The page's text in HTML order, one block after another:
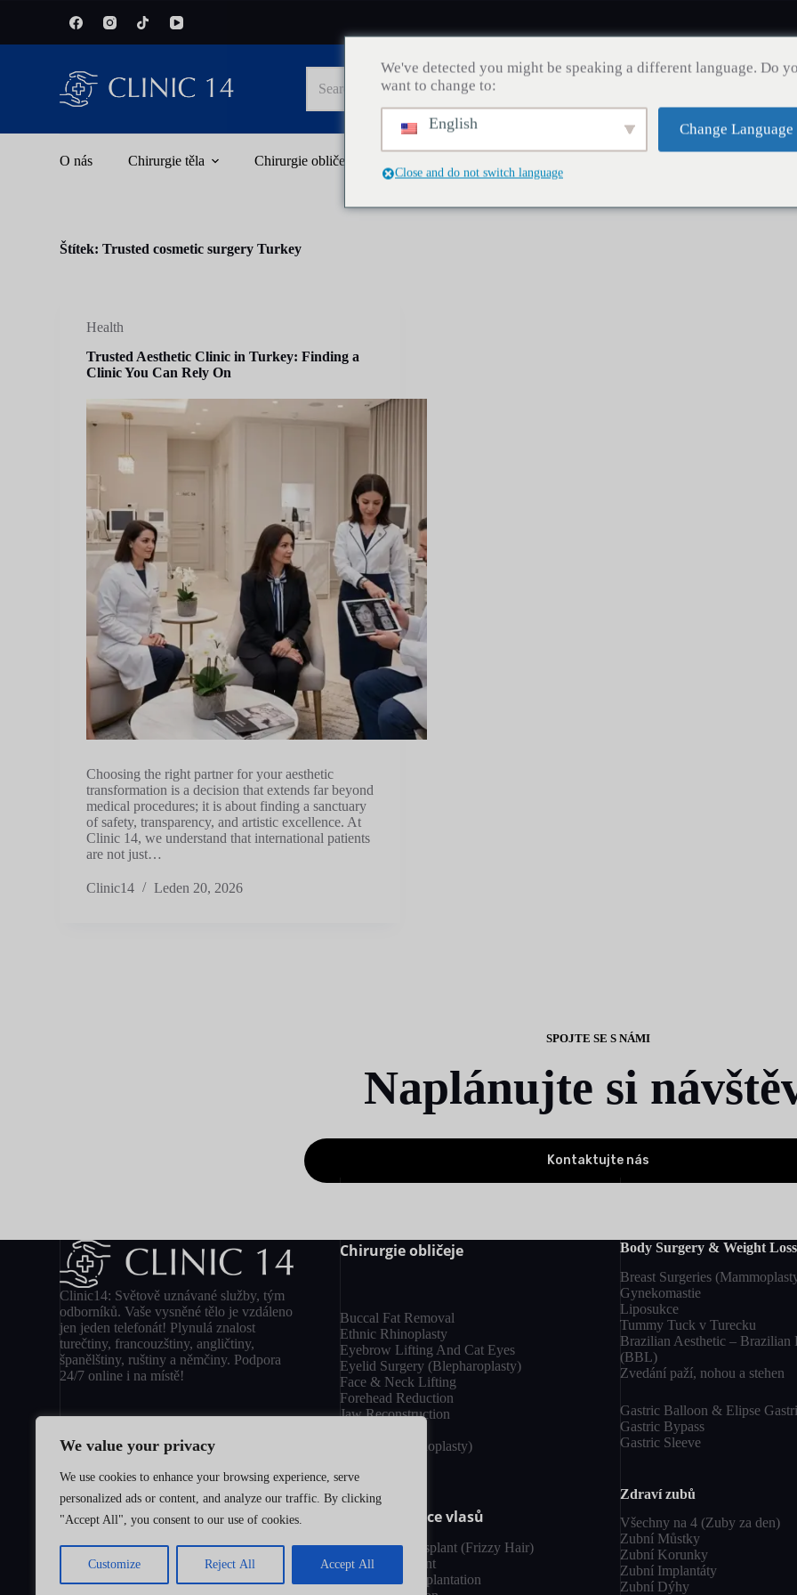
We value your privacy
We use cookies to enhance your browsing experience, serve
personalized ads or content, and analyze our traffic. By clicking
"Accept All", you consent to our use of cookies.
Customize Reject All Accept All
i
results
O nás Chirurgie těla Chirurgie obličeje
Štítek: Trusted cosmetic surgery Turkey
Health
Trusted Aesthetic Clinic in Turkey: Finding a
Clinic You Can Rely On
Choosing the right partner for your aesthetic
transformation is a decision that extends far beyond
medical procedures; it is about finding a sanctuary
of safety, transparency, and artistic excellence. At
Clinic 14, we understand that international patients
are not just…
Clinic14 Leden 20, 2026
SPOJTE SE S NÁMI
Naplánujte si
Kontaktujte nás
Clinic14: Světově uznávané služby, tým
odborníků. Vaše vysněné tělo je vzdáleno
jen jeden telefonát! Plynulá znalost
turečtiny, francouzštiny, angličtiny,
španělštiny, ruštiny a němčiny. Podpora
24/7 online i na místě!
Chirurgie obličeje
Buccal Fat Removal
Ethnic Rhinoplasty
Eyebrow Lifting And Cat Eyes
Eyelid Surgery (Blepharoplasty)
Face & Neck Lifting
Forehead Reduction
Jaw Reconstruction
Nose Job (Rhinoplasty)
Transplantace vlasů
Afro Hair Transplant (Frizzy Hair)
Beard Transplant
Eyebrow Transplantation
Body Surgery & Weight Loss
Breast Surgeries
Gynekomastie
Liposukce
Tummy Tuck v Turecku
Brazilian Aesthetic –
(BBL)
Zvedání paží, nohou a stehen
Gastric Balloon & Elipse
Gastric Bypass
Gastric Sleeve
Zdraví zubů
Všechny na 4 (Zuby za den)
Zubní Můstky
Zubní Korunky
Zubní Implantáty
Zubní Dýhy
We've detected you might be speaking a different language. Do
want to change to:
English Change Language
Close and do not switch language